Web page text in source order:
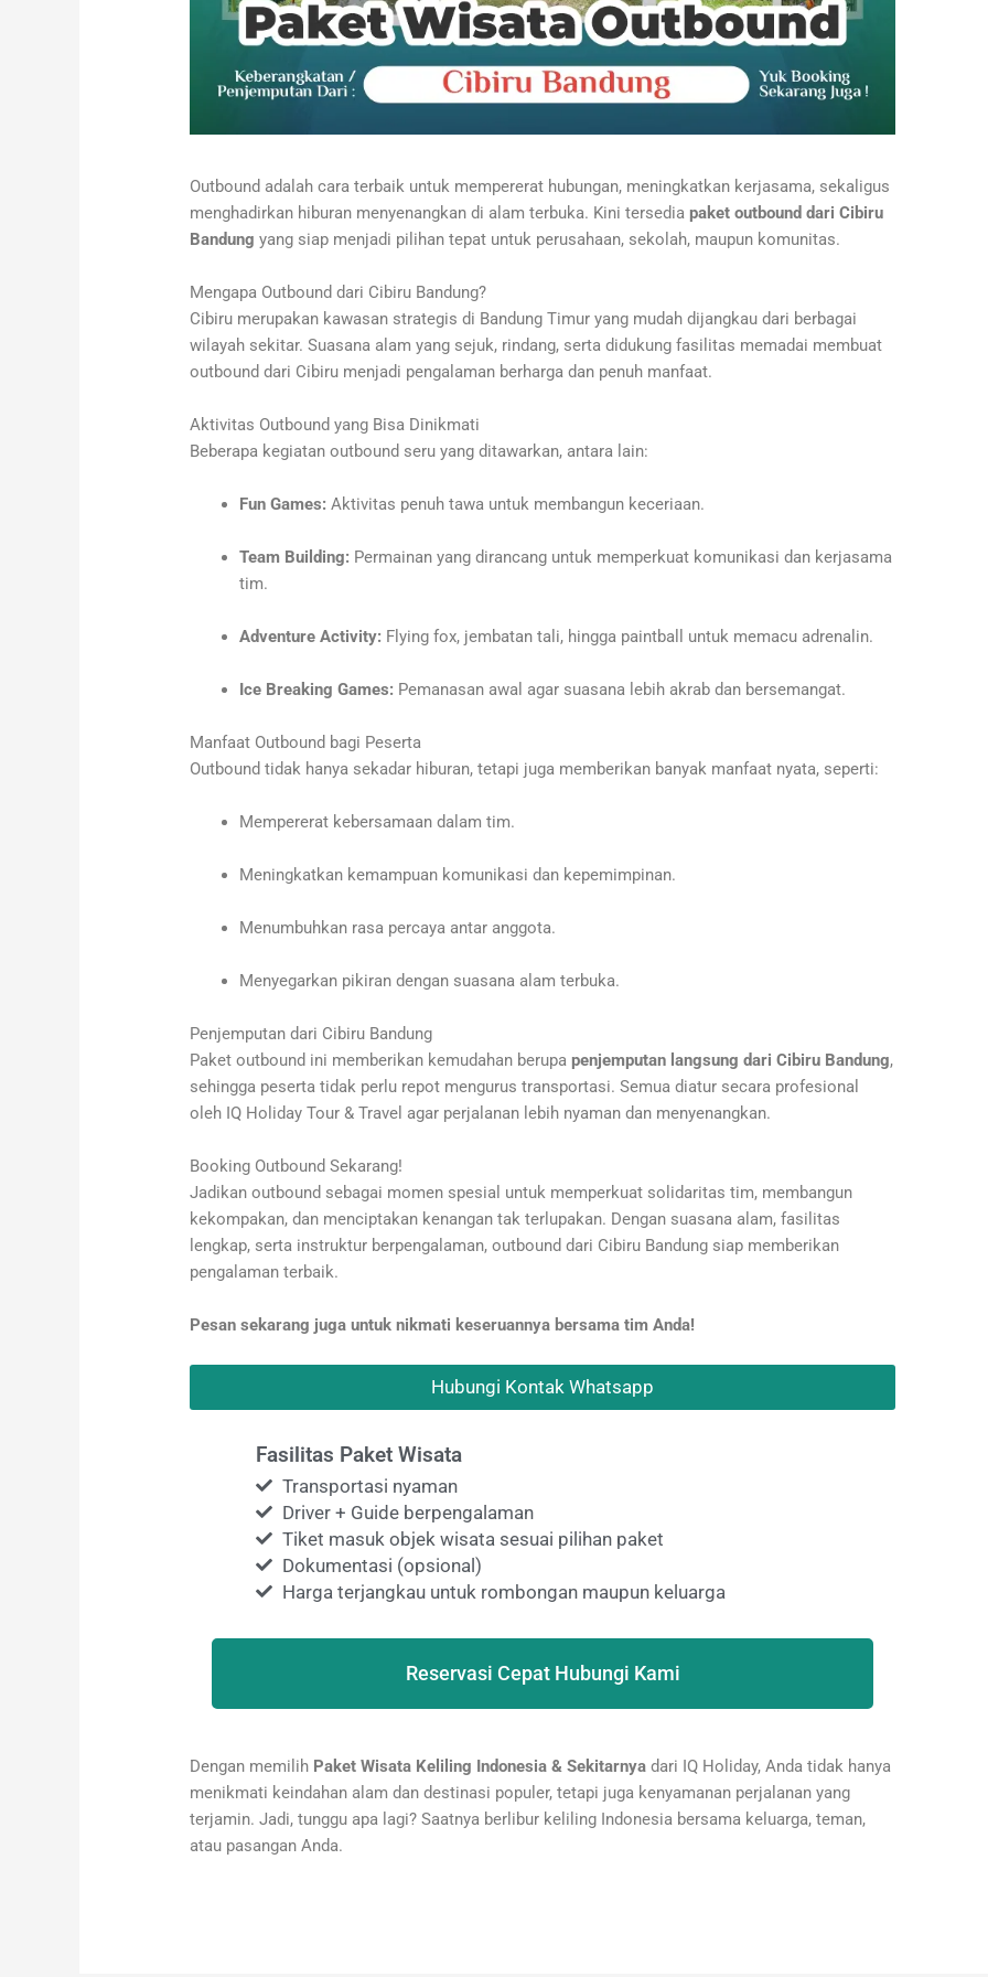
Outbound adalah cara terbaik untuk mempererat hubungan, meningkatkan kerjasama, sekaligus
menghadirkan hiburan menyenangkan di alam terbuka. Kini tersediapaket outbound dari Cibiru
Bandung yang siap menjadi pilihan tepat untuk perusahaan, sekolah, maupun komunitas.
Mengapa Outbound dari Cibiru Bandung?
Cibiru merupakan kawasan strategis di Bandung Timur yang mudah dijangkau dari berbagai
wilayah sekitar. Suasana alam yang sejuk, rindang, serta didukung fasilitas memadai membuat
outbound dari Cibiru menjadi pengalaman berharga dan penuh manfaat.
Aktivitas Outbound yang Bisa Dinikmati
Beberapa kegiatan outbound seru yang ditawarkan, antara lain:
Fun Games: Aktivitas penuh tawa untuk membangun keceriaan.
Team Building: Permainan yang dirancang untuk memperkuat komunikasi dan kerjasama
tim.
Adventure Activity: Flying fox, jembatan tali, hingga paintball untuk memacu adrenalin.
Ice Breaking Games: Pemanasan awal agar suasana lebih akrab dan bersemangat.
Manfaat Outbound bagi Peserta
Outbound tidak hanya sekadar hiburan, tetapi juga memberikan banyak manfaat nyata, seperti:
Mempererat kebersamaan dalam tim.
Meningkatkan kemampuan komunikasi dan kepemimpinan.
Menumbuhkan rasa percaya antar anggota.
Menyegarkan pikiran dengan suasana alam terbuka.
Penjemputan dari Cibiru Bandung
Paket outbound ini memberikan kemudahan berupapenjemputan langsung dari Cibiru Bandung,
sehingga peserta tidak perlu repot mengurus transportasi. Semua diatur secara profesional
oleh IQ Holiday Tour & Travel agar perjalanan lebih nyaman dan menyenangkan.
Booking Outbound Sekarang!
Jadikan outbound sebagai momen spesial untuk memperkuat solidaritas tim, membangun
kekompakan, dan menciptakan kenangan tak terlupakan. Dengan suasana alam, fasilitas
lengkap, serta instruktur berpengalaman, outbound dari Cibiru Bandung siap memberikan
pengalaman terbaik.
Pesan sekarang juga untuk nikmati keseruannya bersama tim Anda!
Hubungi Kontak Whatsapp
Fasilitas Paket Wisata
Transportasi nyaman
Driver + Guide berpengalaman
Tiket masuk objek wisata sesuai pilihan paket
Dokumentasi (opsional)
Harga terjangkau untuk rombongan maupun keluarga
Reservasi Cepat Hubungi Kami
Dengan memilih Paket Wisata Keliling Indonesia & Sekitarnya dari IQ Holiday, Anda tidak hanya
menikmati keindahan alam dan destinasi populer, tetapi juga kenyamanan perjalanan yang
terjamin. Jadi, tunggu apa lagi? Saatnya berlibur keliling Indonesia bersama keluarga, teman,
atau pasangan Anda.